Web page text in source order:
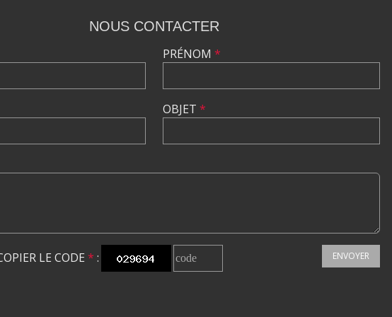
NOUS CONTACTER
PRÉNOM *
OBJET *
LE CODE * : ENVOYER